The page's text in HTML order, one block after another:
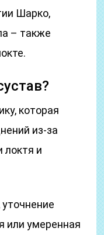
Шарко,
– также
которая
из-за
локтя и
или умеренная